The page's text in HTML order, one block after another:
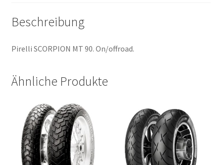
Beschreibung
Pirelli SCORPION MT 90. On/offroad.
Ähnliche Produkte